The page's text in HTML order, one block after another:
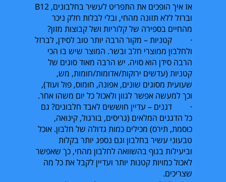
אז איך הופכים את התפריט לעשיר בחלבונים,B12
וברזל ללא תזונה מהחי, ובלי לבלות חלק ניכר
מהחיים בספירה של קלוריות ושל קבוצות מזון?
· קטניות – מקור הרבה יותר טוב לסידן, לברזל
ולחלבון ממוצרי חלב ובשר. המוצר שיש בו הכי
הרבה סידן הוא סויה. יש הרבה מאוד סוגים של
קטניות (עדשים ירוקות/אדומות/חומות, מש,
שעועית מסוגים שונים, אפונה, חומוס, פול ועוד),
וכך למעשה אפשר לגוון ולאכול כל יום משהו אחר.
· דגנים – עדיין חוששים לאבד חלבונים? גם
כל הדגנים המלאים (גריסים, בורגול, קינואה,
כוסמת, תירס) מכילים כמות גדולה של חלבון. אוכל
טבעוני עשיר בחלבון וגם נספג יותר בקלות
וביעילות בגוף בהשוואה לחלבון מהחי, כך שאפשר
לאכול כמויות קטנות יותר ועדיין לקבל את כל מה
שצריכים.